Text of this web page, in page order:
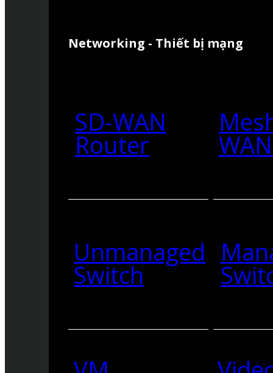
Networking - Thiết bị mạng
SD-WAN
Router
Unmanaged
Switch